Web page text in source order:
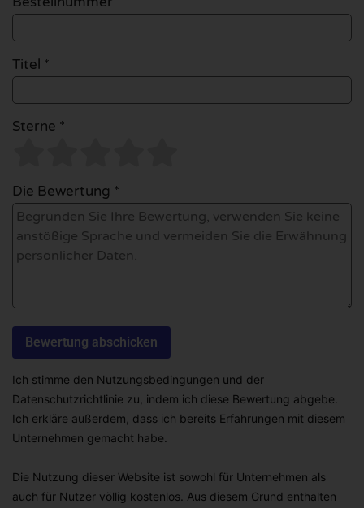
Titel *
Sterne *
Die Bewertung *
Ich stimme den Nutzungsbedingungen und der
Datenschutzrichtlinie zu, indem ich diese Bewertung abgebe.
Ich erkläre außerdem, dass ich bereits Erfahrungen mit diesem
Unternehmen gemacht habe.
Die Nutzung dieser Website ist sowohl für Unternehmen als
auch für Nutzer völlig kostenlos. Aus diesem Grund enthalten